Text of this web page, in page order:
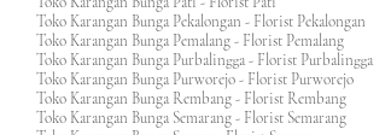
Toko Karangan Bunga Pekalongan - Florist Pekalongan
Toko Karangan Bunga Pemalang - Florist Pemalang
Toko Karangan Bunga Purbalingga - Florist Purbalingga
Toko Karangan Bunga Purworejo - Florist Purworejo
Toko Karangan Bunga Rembang - Florist Rembang
Toko Karangan Bunga Semarang - Florist Semarang